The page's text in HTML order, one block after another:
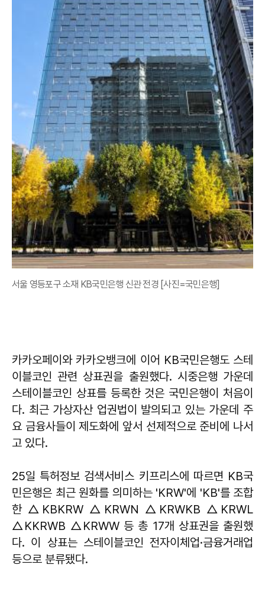
서울 영등포구 소재 KB국민은행 신관 전경 [사진=국민은행]
카카오페이와 카카오뱅크에 이어 KB국민은행도 스테
이블코인 관련 상표권을 출원했다. 시중은행 가운데
스테이블코인 상표를 등록한 것은 국민은행이 처음이
다. 최근 가상자산 업권법이 발의되고 있는 가운데 주
요 금융사들이 제도화에 앞서 선제적으로 준비에 나서
고 있다.
25일 특허정보 검색서비스 키프리스에 따르면 KB국
민은행은 최근 원화를 의미하는 'KRW'에 'KB'를 조합
한 △KBKRW △KRWN △KRWKB △KRWL
△KKRWB △KRWW 등 총 17개 상표권을 출원했
다. 이 상표는 스테이블코인 전자이체업·금융거래업
등으로 분류됐다.